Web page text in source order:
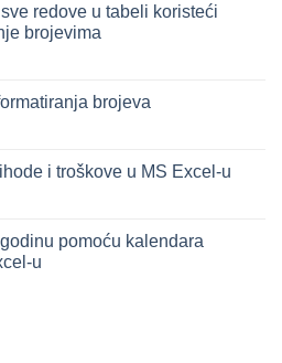
redove u tabeli koristeći
brojevima
brojeva
i troškove u MS Excel-u
pomoću kalendara
u